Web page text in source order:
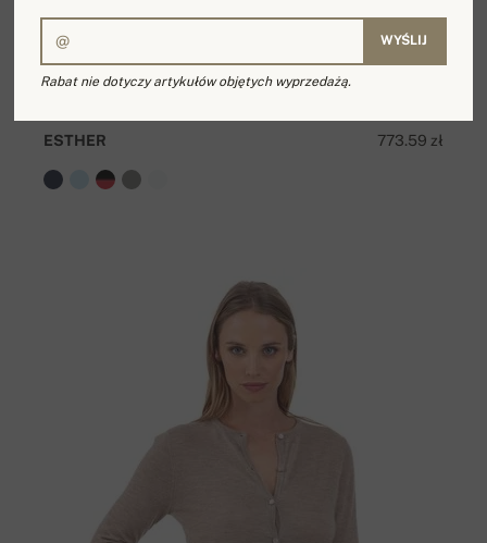
773.59 zł
ESTHER
WYŚLIJ
Rabat nie dotyczy artykułów objętych wyprzedażą.